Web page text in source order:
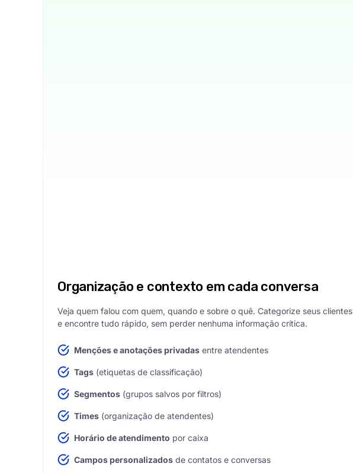
Organização e contexto em cada conversa
Veja quem falou com quem, quando e sobre o quê. Categorize seus clientes
e encontre tudo rápido, sem perder nenhuma informação crítica.
Menções e anotações privadas entre atendentes
Tags (etiquetas de classificação)
Segmentos (grupos salvos por filtros)
Times (organização de atendentes)
Horário de atendimento por caixa
Campos personalizados de contatos e conversas